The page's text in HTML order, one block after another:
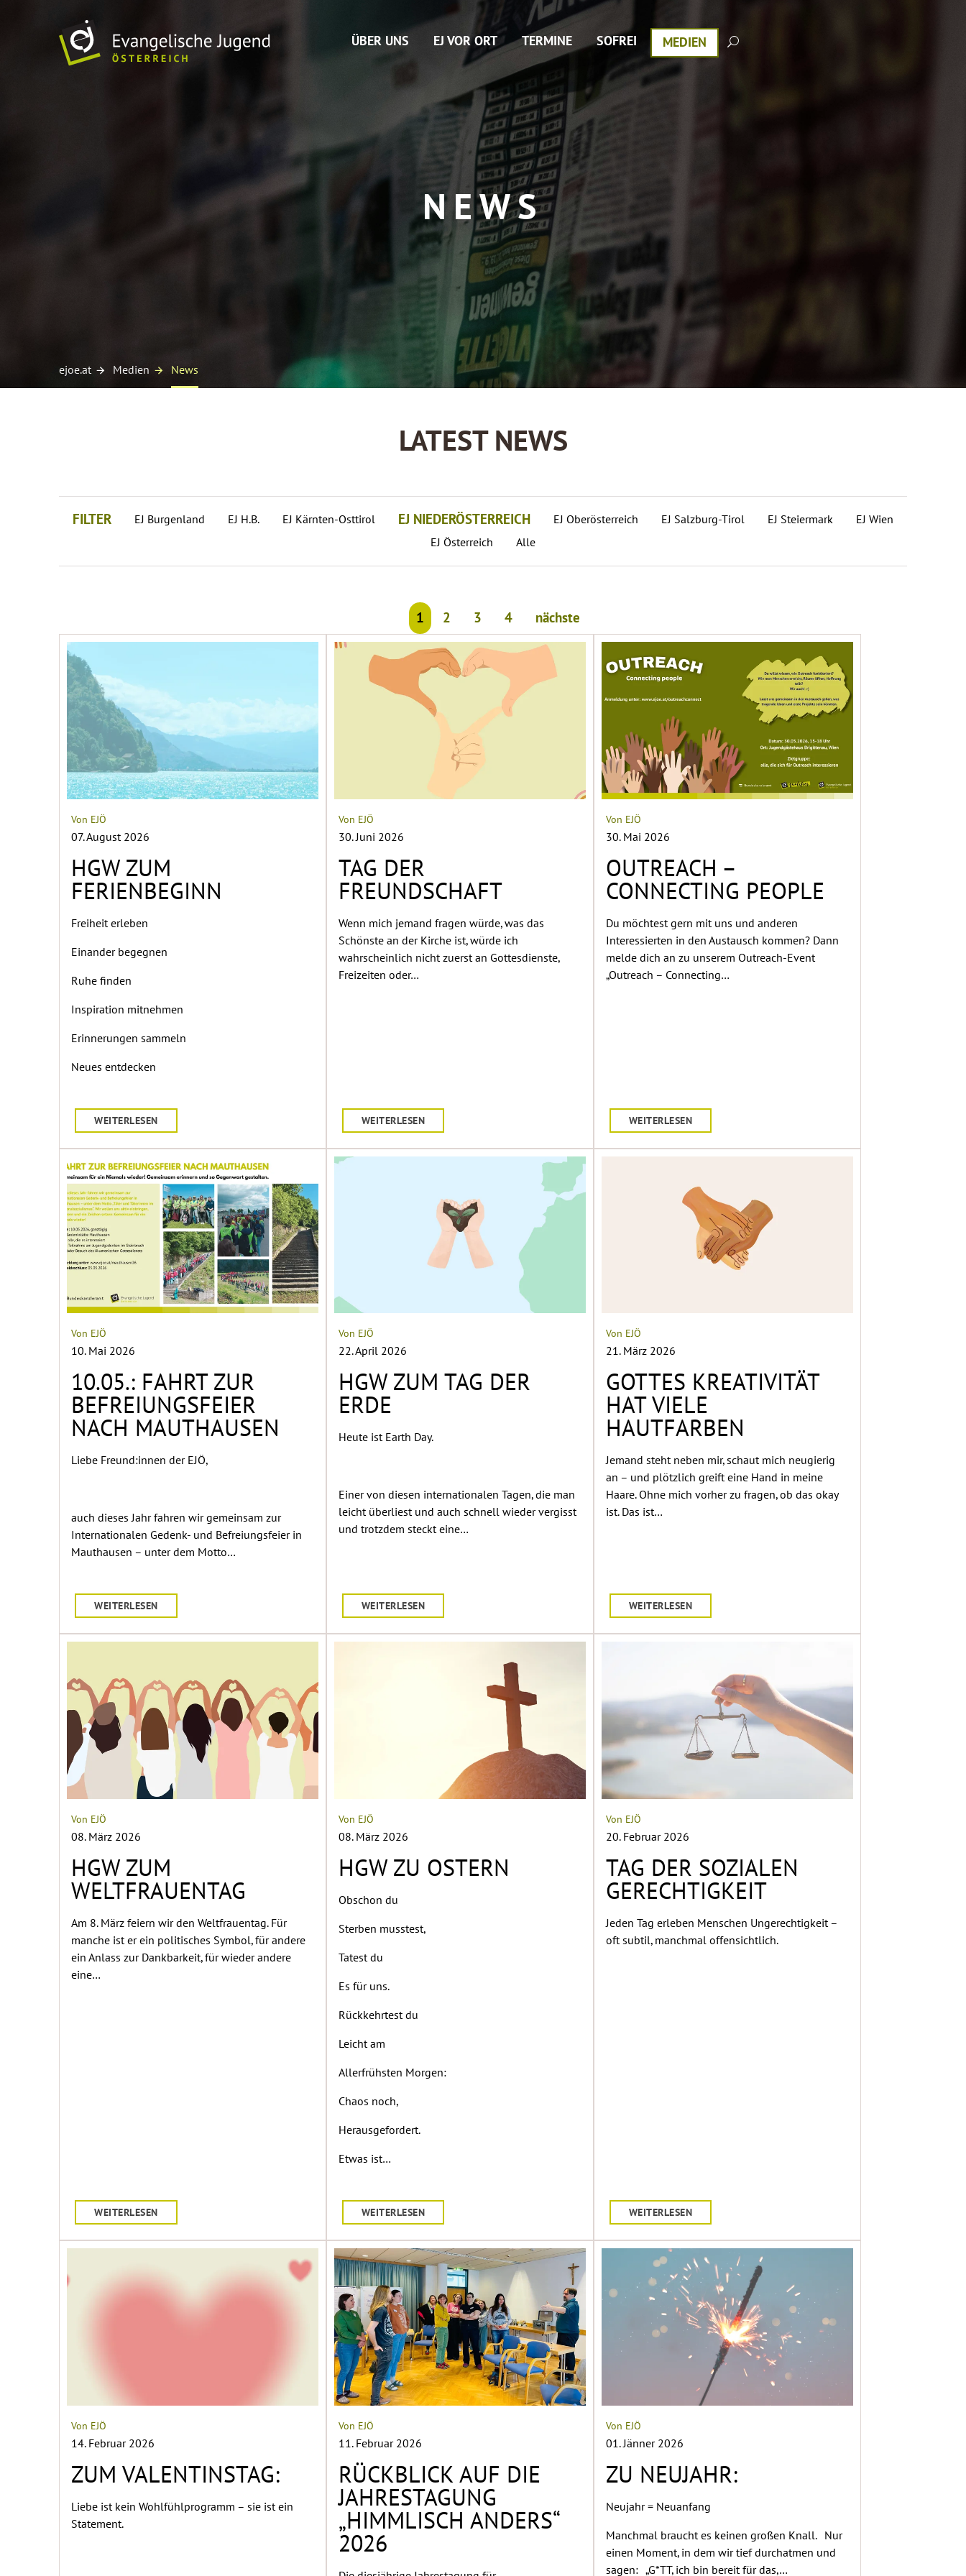
ÜBER UNS EJ VOR ORT TERMINE SOFREI MEDIEN
NEWS
ejoe.at Medien News
LATEST NEWS
FILTER EJ Burgenland EJ H.B. EJ Kärnten-Osttirol EJ NIEDERÖSTERREICH EJ Oberösterreich EJ Salzburg-Tirol EJ Steiermark
EJ Wien
EJ Österreich
Alle
1 2 3 4 nächste
Von EJÖ
07. August 2026
HGW ZUM
FERIENBEGINN
Freiheit erleben
Einander begegnen
Ruhe finden
Inspiration mitnehmen
Erinnerungen sammeln
Neues entdecken
WEITERLESEN
Von EJÖ
30. Juni 2026
TAG DER
FREUNDSCHAFT
Wenn mich jemand fragen würde, was das
Schönste an der Kirche ist, würde ich
wahrscheinlich nicht zuerst an Gottesdienste,
Freizeiten oder…
WEITERLESEN
Von EJÖ
30. Mai 2026
OUTREACH –
CONNECTING PEOPLE
Du möchtest gern mit uns und anderen
Interessierten in den Austausch kommen? Dann
melde dich an zu unserem Outreach-Event
„Outreach – Connecting…
WEITERLESEN
Von EJÖ
10. Mai 2026
10.05.: FAHRT ZUR
BEFREIUNGSFEIER
NACH MAUTHAUSEN
Liebe Freund:innen der EJÖ,
auch dieses Jahr fahren wir gemeinsam zur
Internationalen Gedenk- und Befreiungsfeier in
Mauthausen – unter dem Motto…
WEITERLESEN
Von EJÖ
22. April 2026
HGW ZUM TAG DER
ERDE
Heute ist Earth Day.
Einer von diesen internationalen Tagen, die man
leicht überliest und auch schnell wieder vergisst
und trotzdem steckt eine…
WEITERLESEN
Von EJÖ
21. März 2026
GOTTES KREATIVITÄT
HAT VIELE
HAUTFARBEN
Jemand steht neben mir, schaut mich neugierig
an – und plötzlich greift eine Hand in meine
Haare. Ohne mich vorher zu fragen, ob das okay
ist. Das ist…
WEITERLESEN
Von EJÖ
08. März 2026
HGW ZUM
WELTFRAUENTAG
Am 8. März feiern wir den Weltfrauentag. Für
manche ist er ein politisches Symbol, für andere
ein Anlass zur Dankbarkeit, für wieder andere
eine…
WEITERLESEN
Von EJÖ
08. März 2026
HGW ZU OSTERN
Obschon du
Sterben musstest,
Tatest du
Es für uns.
Rückkehrtest du
Leicht am
Allerfrühsten Morgen:
Chaos noch,
Herausgefordert.
Etwas ist…
WEITERLESEN
Von EJÖ
20. Februar 2026
TAG DER SOZIALEN
GERECHTIGKEIT
Jeden Tag erleben Menschen Ungerechtigkeit –
oft subtil, manchmal offensichtlich.
WEITERLESEN
Von EJÖ
14. Februar 2026
ZUM VALENTINSTAG:
Liebe ist kein Wohlfühlprogramm – sie ist ein
Statement.
Von EJÖ
11. Februar 2026
RÜCKBLICK AUF DIE
JAHRESTAGUNG
„HIMMLISCH ANDERS“
2026
Von EJÖ
01. Jänner 2026
ZU NEUJAHR:
Neujahr = Neuanfang
Manchmal braucht es keinen großen Knall. Nur
einen Moment, in dem wir tief durchatmen und
sagen: „G*TT, ich bin bereit für das,…